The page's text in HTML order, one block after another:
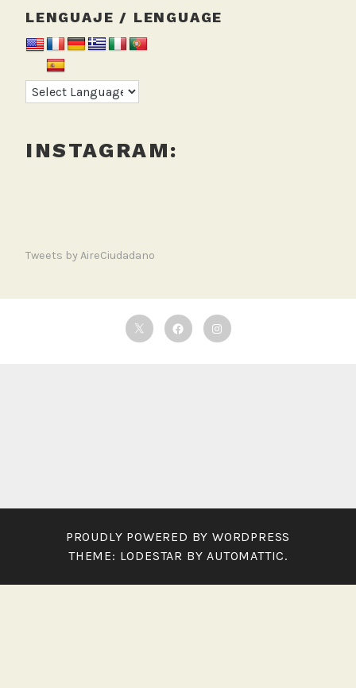
LENGUAJE / LENGUAGE
INSTAGRAM:
Tweets by AireCiudadano
TwitterFacebookInstagram
PROUDLY POWERED BY WORDPRESS
THEME: LODESTAR BYAUTOMATTIC.